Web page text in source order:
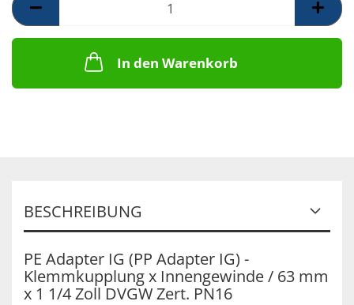
In den Warenkorb
BESCHREIBUNG
PE Adapter IG (PP Adapter IG) -
Klemmkupplung x Innengewinde / 63 mm
x 1 1/4 Zoll DVGW Zert. PN16